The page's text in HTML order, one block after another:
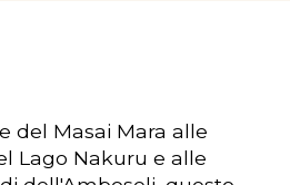
del Masai Mara alle
Lago Nakuru e alle